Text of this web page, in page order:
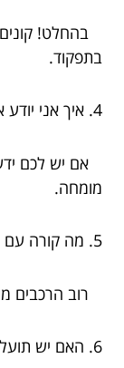
בהחלט!
בתפקוד.
4. איך אני יודע אם החלקים שלי עדיין טובים?
אם יש לכם
מומחה.
5. מה קורה עם הרכב אחרי שאני מוכר אותו?
רוב הרכבים
6. האם יש תועלת לרכב ישן שאינו נוסע?